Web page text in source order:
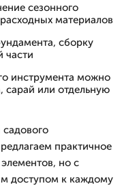
сезонного
материалов
сборку
части
инструмента можно
сарай или отдельную
садового
практичное
но с
доступом к каждому